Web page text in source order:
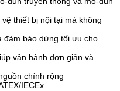
thiết bị nội tại mà không
đảm bảo dừng tối ưu cho
vận hành đơn giản và
chính rộng
IECEx.